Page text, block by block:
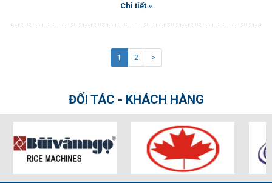
Chi tiết »
1 2 >
ĐỐI TÁC - KHÁCH HÀNG